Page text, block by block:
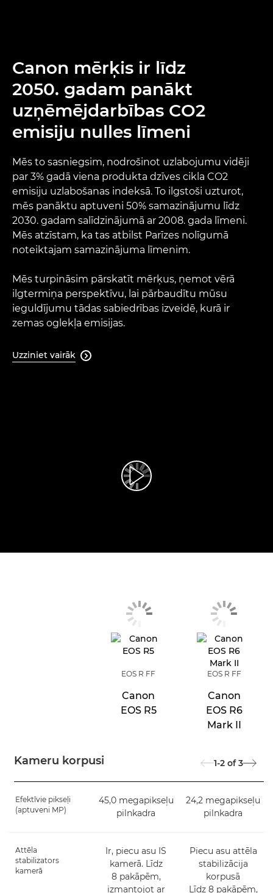
Canon mērķis ir līdz
2050. gadam panākt
uzņēmējdarbības CO2
emisiju nulles līmeni
Mēs to sasniegsim, nodrošinot uzlabojumu vidēji
par 3% gadā viena produkta dzīves cikla CO2
emisiju uzlabošanas indeksā. To ilgstoši uzturot,
mēs panāktu aptuveni 50% samazinājumu līdz
2030. gadam salīdzinājumā ar 2008. gada līmeni.
Mēs atzīstam, ka tas atbilst Parīzes nolīgumā
noteiktajam samazinājuma līmenim.
Mēs turpināsim pārskatīt mērķus, ņemot vērā
ilgtermiņa perspektīvu, lai pārbaudītu mūsu
ieguldījumu tādas sabiedrības izveidē, kurā ir
zemas oglekļa emisijas.
Uzziniet vairāk 
Atskaņot videoklipu
Kameru korpusi
EOS R FF
Canon
EOS R5
EOS R FF
Canon
EOS R6
Mark II
1-2 of 3
Efektīvie pikseļi
(aptuveni MP)
45,0 megapikseļu
pilnkadra
24,2 megapikseļu
pilnkadra
Attēla
stabilizators
kamerā
Ir, piecu asu IS
kamerā. Līdz
8 pakāpēm,
izmantojot ar
Piecu asu attēla
stabilizācija
korpusā
Līdz 8 pakāpēm,